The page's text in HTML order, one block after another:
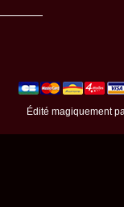
Édité magiquement